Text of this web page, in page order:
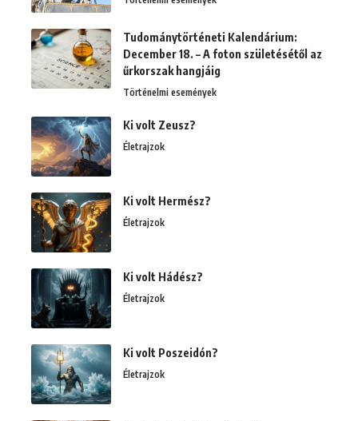
Tudománytörténeti Kalendárium:
December 18. – A foton születésétől az
űrkorszak hangjáig
Történelmi események
Ki volt Zeusz?
Életrajzok
Ki volt Hermész?
Életrajzok
Ki volt Hádész?
Életrajzok
Ki volt Poszeidón?
Életrajzok